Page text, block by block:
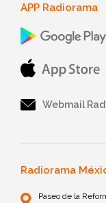
APP Radiorama
Webmail
Radiorama
Paseo de la